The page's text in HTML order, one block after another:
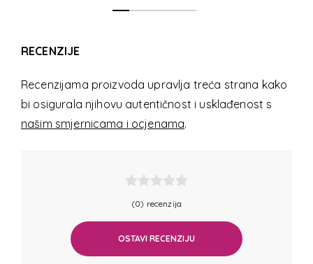
RECENZIJE
Recenzijama proizvoda upravlja treća strana kako
bi osigurala njihovu autentičnost i usklađenost s
našim smjernicama i ocjenama.
(0) recenzija
OSTAVI RECENZIJU